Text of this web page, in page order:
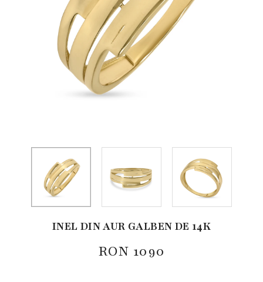
INEL DIN AUR GALBEN DE 14K
RON 1090